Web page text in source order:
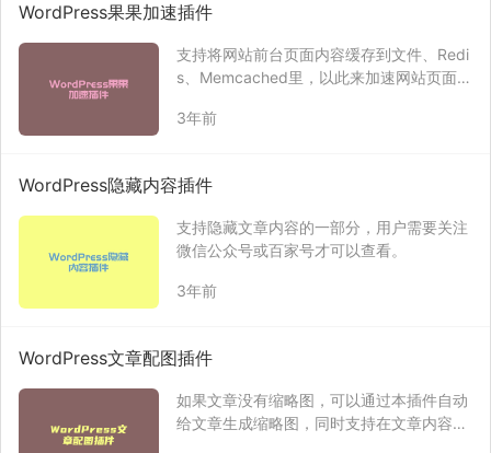
WordPress果果加速插件
支持将网站前台页面内容缓存到文件、Redi
s、Memcached里，以此来加速网站页面的
3年前
WordPress隐藏内容插件
支持隐藏文章内容的一部分，用户需要关注
微信公众号或百家号才可以查看。
3年前
WordPress文章配图插件
如果文章没有缩略图，可以通过本插件自动
给文章生成缩略图，同时支持在文章内容页